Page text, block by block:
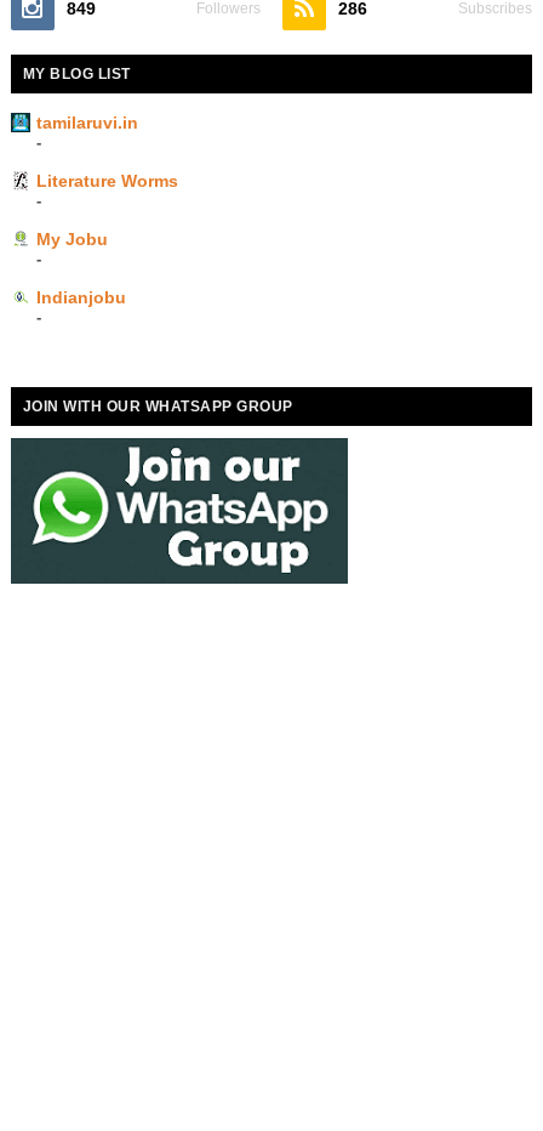
849 Followers 286 Subscribes
MY BLOG LIST
tamilaruvi.in
-
Literature Worms
-
My Jobu
-
Indianjobu
-
JOIN WITH OUR WHATSAPP GROUP